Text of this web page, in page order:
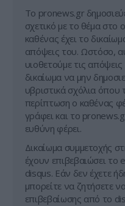
Tο pronews.gr
σχετικό με το θέμα
καθένας έχει το
απόψεις του. Ωστόσο,
υιοθετούμε τις
δικαίωμα να μην
υβριστικά σχόλια όπου
περίπτωση ο καθένας
γράφει και το
ευθύνη φέρει.
Δικαίωμα συμμετοχής
έχουν επιβεβαιώσει το
disqus. Εάν δεν έχετε
μπορείτε να ζητήσετε
επιβεβαίωσης από το